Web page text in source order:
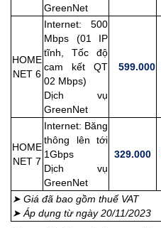
GreenNet
HOME
NET 6
Internet: 500
Mbps (01 IP
tĩnh, Tốc độ
cam kết QT
02 Mbps)
Dịch vụ
GreenNet
599.000
HOME
NET 7
Internet: Băng
thông lên tới
1Gbps
Dịch vụ
GreenNet
329.000
➤ Giá đã bao gồm thuế VAT
➤ Áp dụng từ ngày 20/11/2023